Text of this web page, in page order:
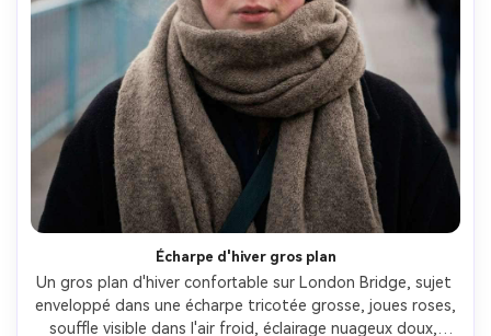
Écharpe d'hiver gros plan
Un gros plan d'hiver confortable sur London Bridge, sujet
enveloppé dans une écharpe tricotée grosse, joues roses,
souffle visible dans l'air froid, éclairage nuageux doux,